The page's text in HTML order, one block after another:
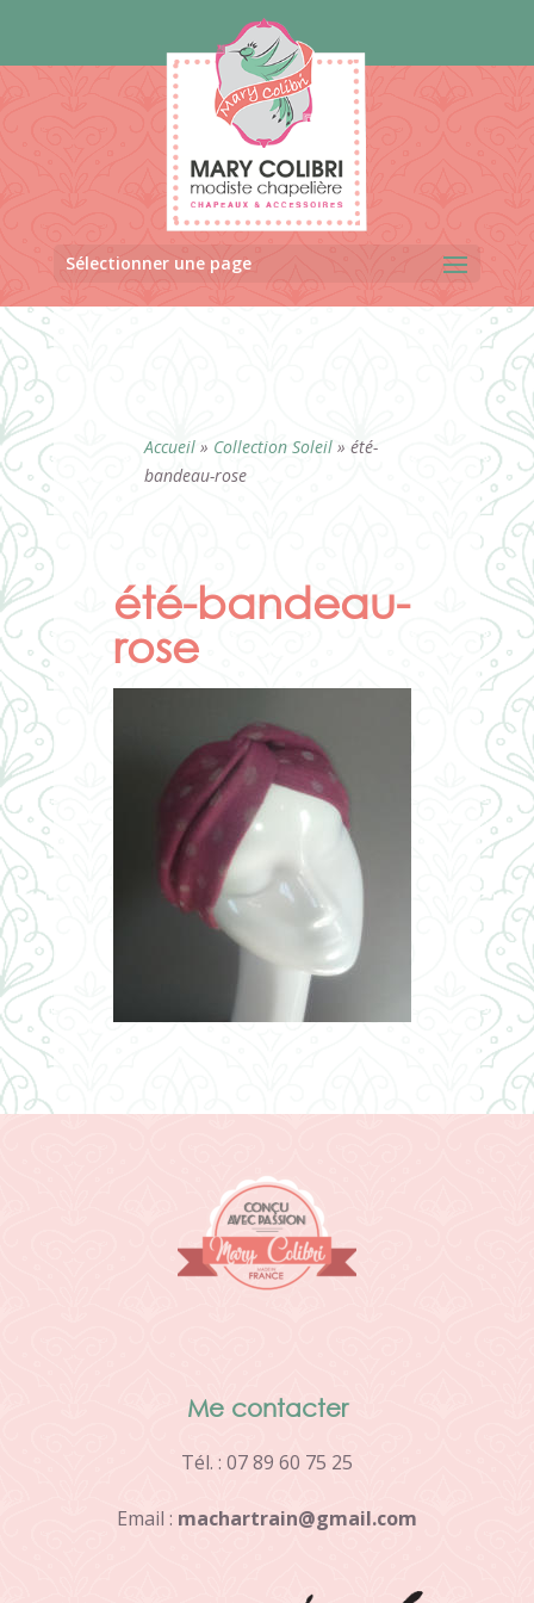
Sélectionner une page
Accueil» Collection Soleil» été-
bandeau-rose
été-bandeau-
rose
Me contacter
Tél. : 07 89 60 75 25
Email : machartrain@gmail.com